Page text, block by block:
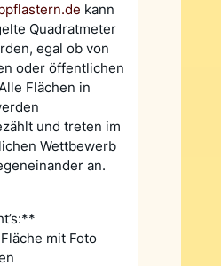
kann
Quadratmeter
egal ob von
oder öffentlichen
Flächen in
und treten im
Wettbewerb
an.
mit Foto